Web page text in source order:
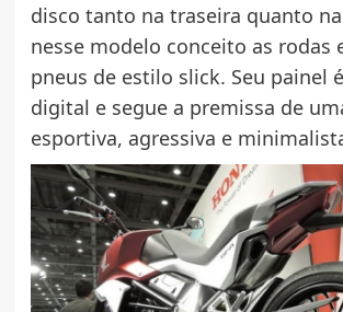
disco tanto na traseira quanto
nesse modelo conceito as rodas
pneus de estilo slick. Seu painel
digital e segue a premissa de
esportiva, agressiva e